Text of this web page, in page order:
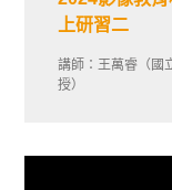
上研習二
講師：王萬睿（國
授）